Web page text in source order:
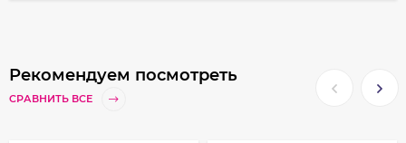
Рекомендуем посмотреть
СРАВНИТЬ ВСЕ